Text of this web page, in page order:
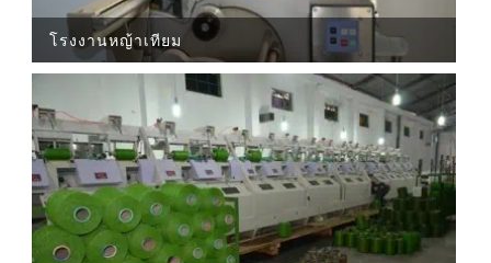
โรงงานหญ้าเทียม